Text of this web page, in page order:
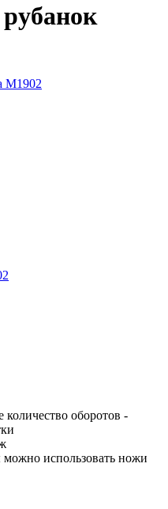
количество оборотов -
можно использовать ножи